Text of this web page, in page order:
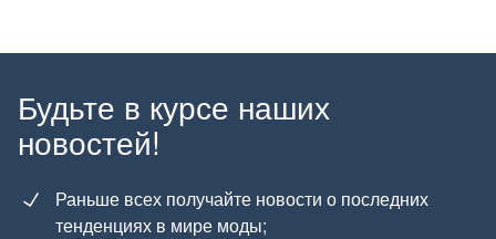
Будьте в курсе наших
новостей!
Раньше всех получайте новости о последних
тенденциях в мире моды;